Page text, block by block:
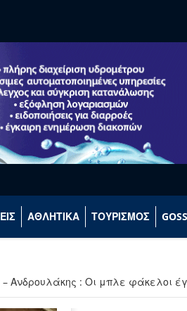
ΑΘΛΗΤΙΚΑ ΤΟΥΡΙΣΜΟΣ
Ανδρουλάκης : Οι μπλε φάκελοι